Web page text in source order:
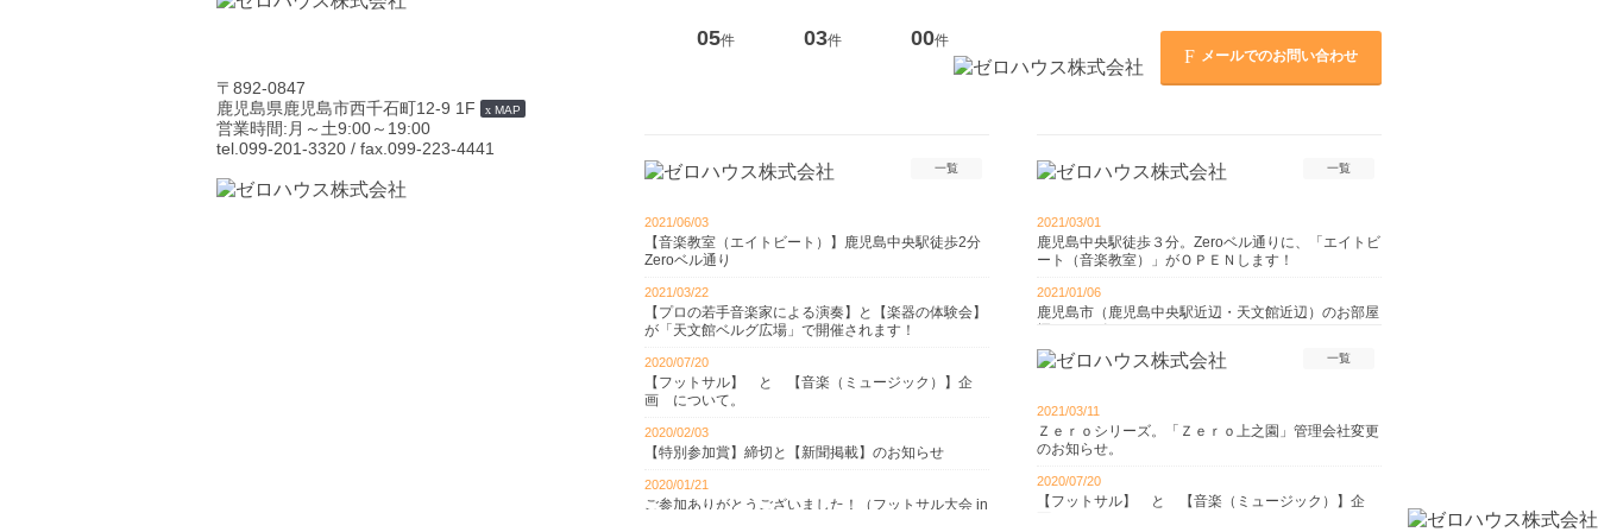
〒892-0847
鹿児島県鹿児島市西千石町12-9 1F
MAP
営業時間:月～土9:00～19:00
tel.099-201-3320 / fax.099-223-4441
05件 03件 00件
メールでのお問い合わせ
一覧
2021/06/03
【音楽教室（エイトビート）】鹿児島中央駅徒歩2分
Zeroベル通り
2021/03/22
【プロの若手音楽家による演奏】と【楽器の体験会】
が「天文館ベルグ広場」で開催されます！
2020/07/20
【フットサル】 と 【音楽（ミュージック）】企
画 について。
2020/02/03
【特別参加賞】締切と【新聞掲載】のお知らせ
2020/01/21
ご参加ありがとうございました！（フットサル大会 in
一覧
2021/03/01
鹿児島中央駅徒歩３分。Zeroベル通りに、「エイトビ
ート（音楽教室）」がＯＰＥＮします！
2021/01/06
鹿児島市（鹿児島中央駅近辺・天文館近辺）のお部屋
探しをサポート
2020/12/28
2020/07/20
賃貸入居で【初期費用】はいくらかかります
か・・・・？
2020/07/02
７月スタート！ 豪華賞品プレゼント企画♪ 【代表
一覧
2021/03/11
Ｚｅｒｏシリーズ。「Ｚｅｒｏ上之園」管理会社変更
のお知らせ。
2020/07/20
【フットサル】 と 【音楽（ミュージック）】企